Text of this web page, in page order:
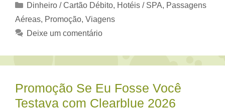
Categorias
Dinheiro / Cartão Débito, Hotéis / SPA, Passagens
Aéreas, Promoção, Viagens
Deixe um comentário
Promoção Se Eu Fosse Você
Testava com Clearblue 2026